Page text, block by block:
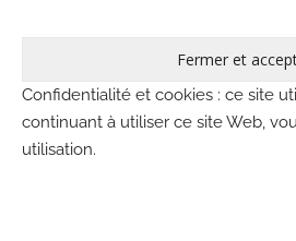
Confidentialité et cookies : ce site
continuant à utiliser ce site Web,
utilisation.